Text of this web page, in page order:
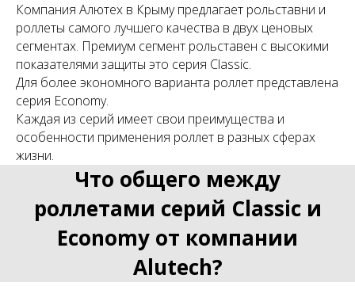
Компания Алютех в Крыму предлагает рольставни и
роллеты самого лучшего качества в двух ценовых
сегментах. Премиум сегмент рольставен с высокими
показателями защиты это серия Classic.
Для более экономного варианта роллет представлена
серия Economy.
Каждая из серий имеет свои преимущества и
особенности применения роллет в разных сферах
жизни.
Что общего между
роллетами серий Classic и
Economy от компании
Alutech?